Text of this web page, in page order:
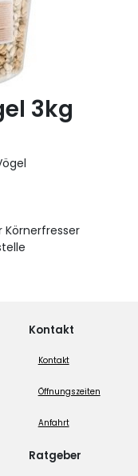
3kg
Kontakt
Kontakt
Öffnungszeiten
Anfahrt
Ratgeber